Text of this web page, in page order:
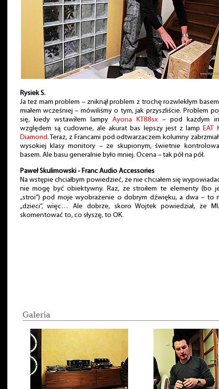
Rysiek S.
Ja też mam problem – zniknął problem z trochę rozwlekłym
miałem wcześniej – mówiliśmy o tym, jak przyszliście. Problem
się, kiedy wstawiłem lampyAyona KT88sx– pod każdym
względem są cudowne, ale akurat bas lepszy jest z lamp EAT
Diamond. Teraz, z Francami pod odtwarzaczem kolumny
wysokiej klasy monitory – ze skupionym, świetnie
basem. Ale basu generalnie było mniej. Ocena – tak pół na pół.
Paweł Skulimowski - Franc Audio Accessories
Na wstępie chciałbym powiedzieć, że nie chciałem się
nie mogę być obiektywny. Raz, że stroiłem te elementy (bo
„stroi”) pod moje wyobrażenie o dobrym dźwięku, a dwa – to
„dzieci”, więc… Ale dobrze, skoro Wojtek powiedział, że
skomentować to, co słyszę, to OK.